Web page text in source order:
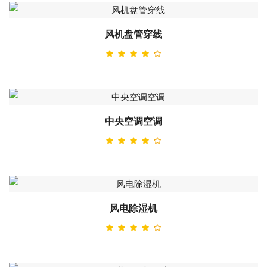
风机盘管穿线
中央空调空调
风电除湿机